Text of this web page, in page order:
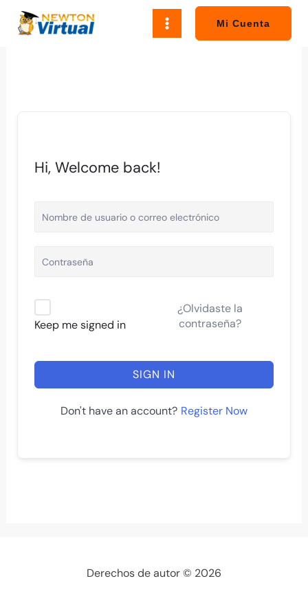
Mi Cuenta
Hi, Welcome back!
Keep me signed in
¿Olvidaste la
contraseña?
SIGN IN
Don't have an account? Register Now
Derechos de autor © 2026